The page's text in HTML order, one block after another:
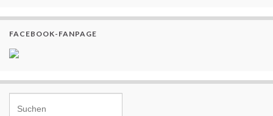
FACEBOOK-FANPAGE